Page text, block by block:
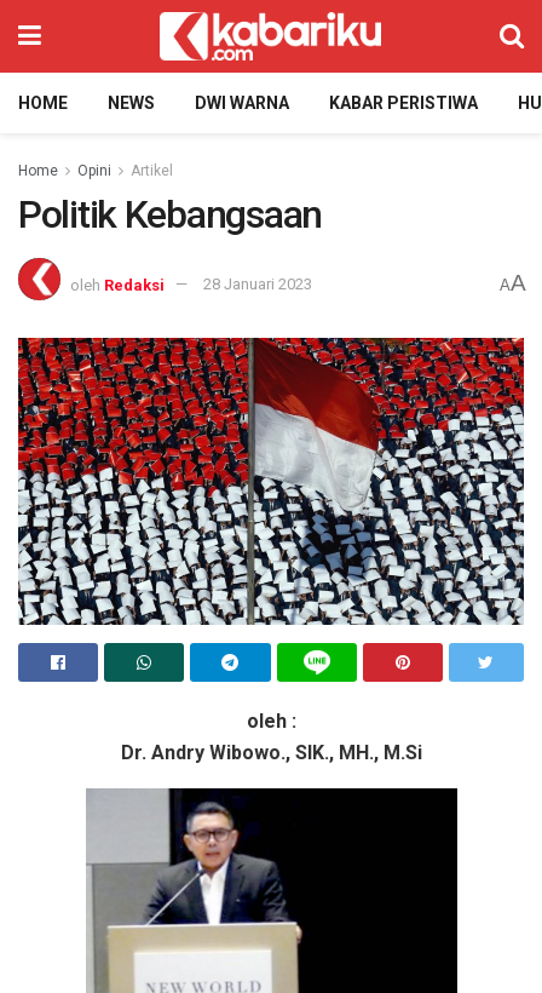
HOME NEWS DWI WARNA KABAR PERISTIWA
Home Opini Artikel
Politik Kebangsaan
oleh Redaksi 28 Januari 2023 AA
oleh :
Dr. Andry Wibowo., SIK., MH., M.Si